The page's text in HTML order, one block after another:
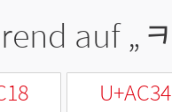
auf „ ᆿ
U+AC34